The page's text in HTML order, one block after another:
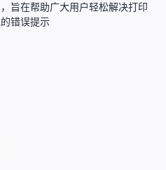
旨在帮助广大用户轻松解决打印
错误提示